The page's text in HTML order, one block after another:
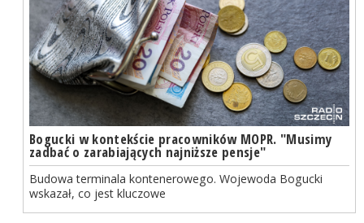
Bogucki w kontekście pracowników MOPR. "Musimy
zadbać o zarabiających najniższe pensje"
Budowa terminala kontenerowego. Wojewoda Bogucki
wskazał, co jest kluczowe